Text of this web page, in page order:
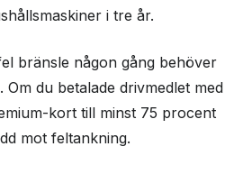
i tre år.
bränsle någon gång behöver
du betalade drivmedlet med
kort till minst 75 procent
mot feltankning.